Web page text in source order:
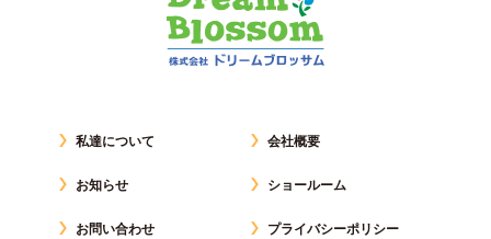
私達について
お知らせ
お問い合わせ
会社概要
ショールーム
プライバシーポリシー